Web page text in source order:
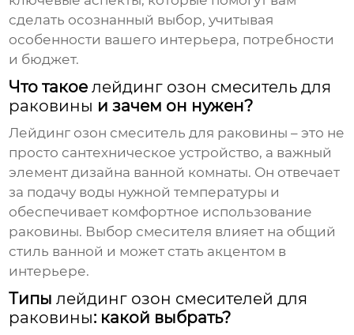
сделать осознанный выбор, учитывая
особенности вашего интерьера, потребности
и бюджет.
Что такоелейдинг озон смеситель для
раковины и зачем он нужен?
Лейдинг озон смеситель для раковины – это не
просто сантехническое устройство, а важный
элемент дизайна ванной комнаты. Он отвечает
за подачу воды нужной температуры и
обеспечивает комфортное использование
раковины. Выбор смесителя влияет на общий
стиль ванной и может стать акцентом в
интерьере.
Типылейдинг озон смесителей для
раковины: какой выбрать?